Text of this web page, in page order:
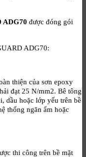
ADG70 được đóng gói
ADG70:
thiện của sơn epoxy
đạt 25 N/mm2. Bê tông
dầu hoặc lớp yếu trên bề
thống ngăn ẩm hoặc
thi công trên bề mặt